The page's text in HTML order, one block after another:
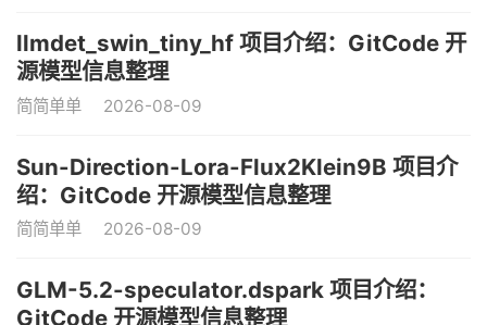
llmdet_swin_tiny_hf 项目介绍：GitCode 开
源模型信息整理
简简单单 2026-08-09
Sun-Direction-Lora-Flux2Klein9B 项目介
绍：GitCode 开源模型信息整理
简简单单 2026-08-09
GLM-5.2-speculator.dspark 项目介绍：
GitCode 开源模型信息整理